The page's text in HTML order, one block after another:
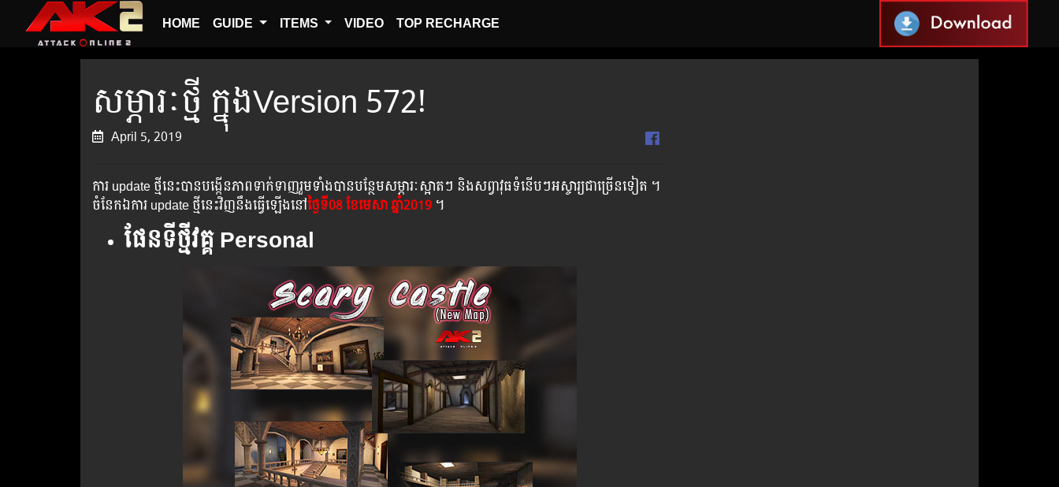
HOME GUIDE ITEMS VIDEO TOP RECHARGE
សម្ភារៈថ្មី ក្នុងVersion 572!
April 5, 2019
ការ update ថ្មីនេះបានបង្កើនភាពទាក់ទាញរួមទាំងបានបន្ថែមសម្ភារៈស្អាតៗ និងសព្វាវុធទំនើបៗអស្ចារ្យជាច្រើនទៀត ។
ចំនែកឯការ update ថ្មីនេះវិញនឹងធ្វើឡើងនៅថ្ងៃទី08 ខែមេសា ឆ្នាំ2019 ។
ផែនទីថ្មីវគ្គ Personal